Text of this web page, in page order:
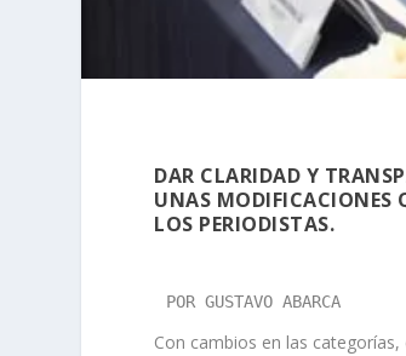
DAR CLARIDAD Y
UNAS MODIFICACIONES
LOS PERIODISTAS.
POR GUSTAVO ABARCA
Con cambios en las